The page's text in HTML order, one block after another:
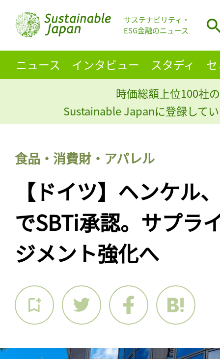
サステナビリティ・
ESG金融のニュース
ニュース インタビュー スタディ
時価総額上位100社
Sustainable Japanに登録して
食品・消費財・アパレル
【ドイツ】ヘンケル
でSBTi承認。サプラ
ジメント強化へ